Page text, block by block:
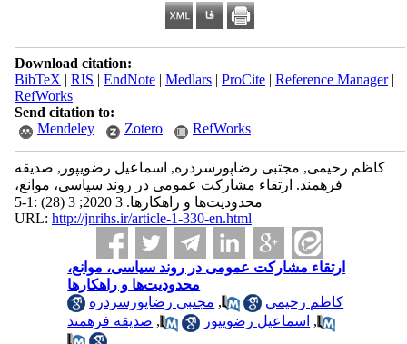
Download citation:
BibTeX | RIS | EndNote| Medlars| ProCite| Reference Manager|
RefWorks
Send citation to:
Mendeley
Zotero RefWorks
کاظم رحیمی, مجتبی رضاپورسردره, اسماعیل رضوی‫پور, صدیقه
فرهمند. ارتقاء مشارکت عمومی در روند سیاسی، موانع،
محدودیت‌ها و راهکارها. 3 2020; 3 (28) :1-5
URL: http://jnrihs.ir/article-1-330-en.html
ارتقاء مشارکت عمومی در روند سیاسی، موانع،
محدودیت‌ها و راهکارها
کاظم رحیمی
, مجتبی رضاپورسردره
, اسماعیل رضوی‫پور , صدیقه فرهمند